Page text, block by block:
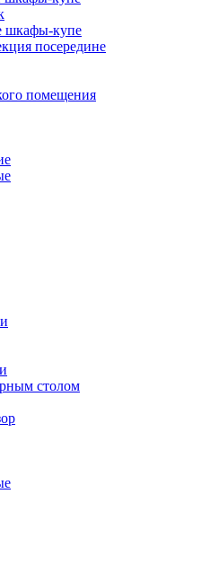
шкафы-купе
посередине
помещения
столом